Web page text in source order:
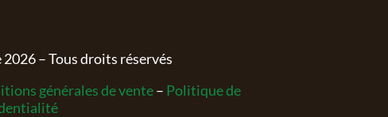
2026– Tous droits réservés
générales de vente– Politique de